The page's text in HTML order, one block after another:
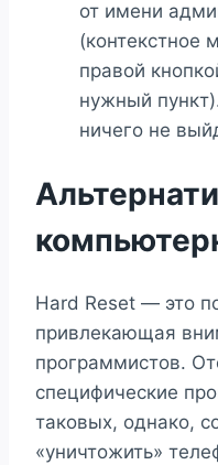
от имени
(контекстное
правой
нужный
ничего не
Hard Reset — это
привлекающая
программистов.
специфические
таковых, однако,
«уничтожить»